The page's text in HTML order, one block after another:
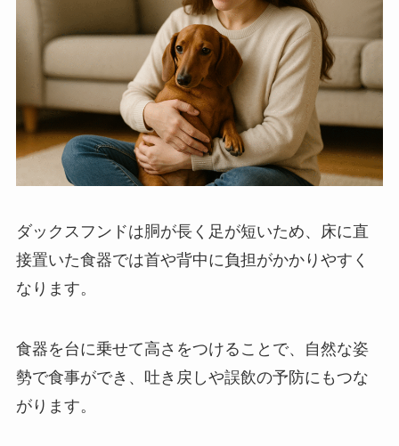
ダックスフンドは胴が長く足が短いため、床に直
接置いた食器では首や背中に負担がかかりやすく
なります。
食器を台に乗せて高さをつけることで、自然な姿
勢で食事ができ、吐き戻しや誤飲の予防にもつな
がります。